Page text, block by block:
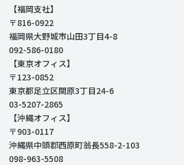
【福岡支社】
〒816-0922
福岡県大野城市山田3丁目4-8
092-586-0180
【東京オフィス】
〒123-0852
東京都足立区関原3丁目24-6
03-5207-2865
【沖縄オフィス】
〒903-0117
沖縄県中頭郡西原町翁長558-2-103
098-963-5508